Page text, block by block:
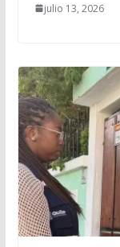
julio 13, 2026